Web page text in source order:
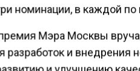
номинации, в каждой по
Мэра Москвы
разработок и внедрения